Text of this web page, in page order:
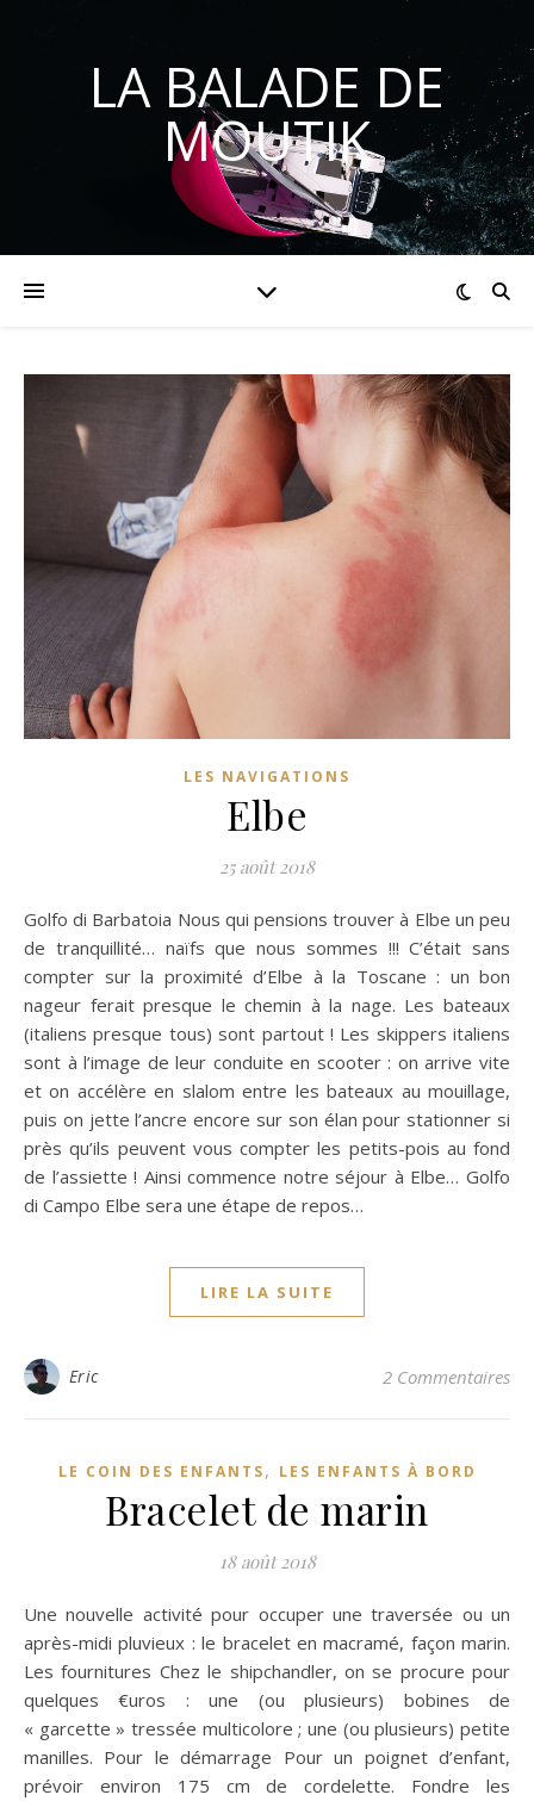
LA BALADE DE
MOUTIK
LES NAVIGATIONS
Elbe
25 août 2018
Golfo di Barbatoia Nous qui pensions trouver à Elbe un peu
de tranquillité… naïfs que nous sommes !!! C’était sans
compter sur la proximité d’Elbe à la Toscane : un bon
nageur ferait presque le chemin à la nage. Les bateaux
(italiens presque tous) sont partout ! Les skippers italiens
sont à l’image de leur conduite en scooter : on arrive vite
et on accélère en slalom entre les bateaux au mouillage,
puis on jette l’ancre encore sur son élan pour stationner si
près qu’ils peuvent vous compter les petits-pois au fond
de l’assiette ! Ainsi commence notre séjour à Elbe… Golfo
di Campo Elbe sera une étape de repos…
LIRE LA SUITE
Eric 2 Commentaires
LE COIN DES ENFANTS, LES ENFANTS À BORD
Bracelet de marin
18 août 2018
Une nouvelle activité pour occuper une traversée ou un
après-midi pluvieux : le bracelet en macramé, façon marin.
Les fournitures Chez le shipchandler, on se procure pour
quelques €uros : une (ou plusieurs) bobines de
« garcette » tressée multicolore ; une (ou plusieurs) petite
manilles. Pour le démarrage Pour un poignet d’enfant,
prévoir environ 175 cm de cordelette. Fondre les